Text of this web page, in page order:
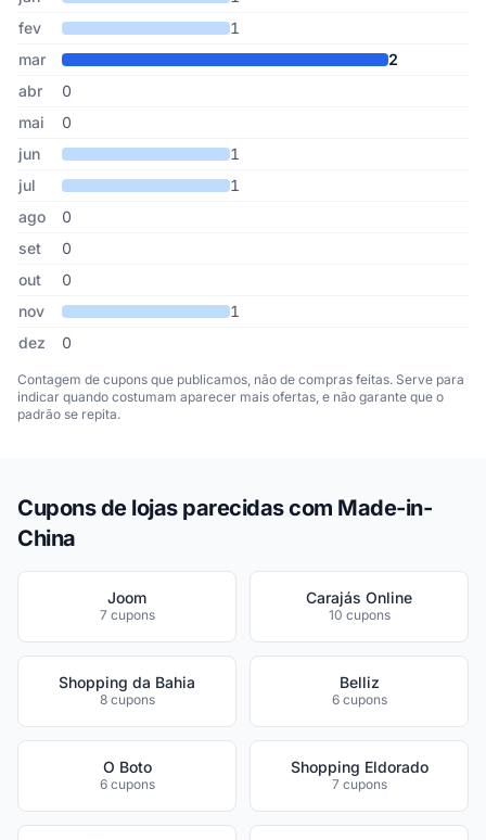
fev
1
mar
2
abr
0
mai
0
jun
1
jul
1
ago
0
set
0
out
0
nov
1
dez
0
Contagem de cupons que publicamos, não de compras feitas. Serve para
indicar quando costumam aparecer mais ofertas, e não garante que o
padrão se repita.
Cupons de lojas parecidas com Made-in-
China
Joom
7 cupons
Carajás Online
10 cupons
Shopping da Bahia
8 cupons
Belliz
6 cupons
O Boto
6 cupons
Shopping Eldorado
7 cupons